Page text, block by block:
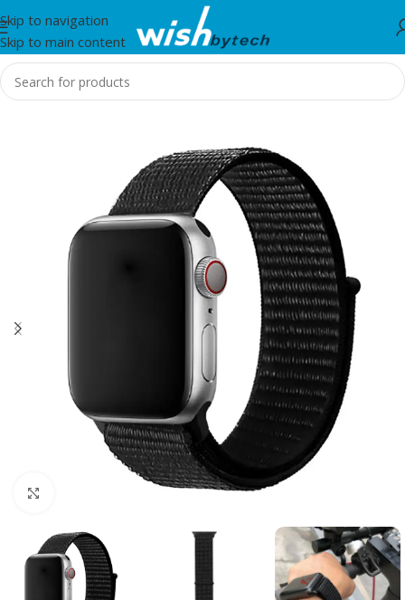
Skip to navigation
Skip to main content
Home/Zore